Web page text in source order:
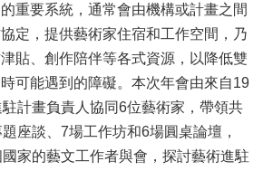
重要系統，通常會由機構或計畫之間
定，提供藝術家住宿和工作空間，乃
貼、創作陪伴等各式資源，以降低雙
可能遇到的障礙。本次年會由來自19
計畫負責人協同6位藝術家，帶領共
座談、7場工作坊和6場圓桌論壇，
家的藝文工作者與會，探討藝術進駐